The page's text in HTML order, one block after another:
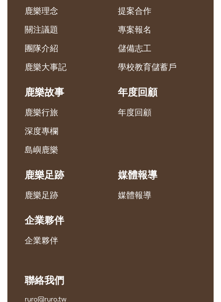
鹿樂理念
關注議題
團隊介紹
鹿樂大事記
提案合作
專案報名
儲備志工
學校教育儲蓄戶
鹿樂故事
鹿樂行旅
深度專欄
島嶼鹿樂
年度回顧
年度回顧
鹿樂足跡
鹿樂足跡
媒體報導
媒體報導
企業夥伴
企業夥伴
聯絡我們
ruro@ruro.tw